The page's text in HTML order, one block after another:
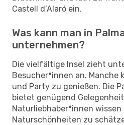
Castell d’Alaró ein.
Was kann man in
unternehmen?
Die vielfältige Insel zieht
Besucher*innen an. Manche
und Party zu genießen. Die
bietet genügend
Naturliebhaber*innen wissen
Naturschönheiten zu